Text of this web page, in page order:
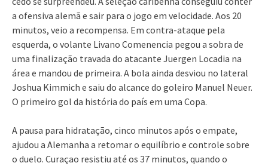
a ofensiva alemã e sair para o jogo em velocidade. Aos 20
minutos, veio a recompensa. Em contra-ataque pela
esquerda, o volante Livano Comenencia pegou a sobra de
uma finalização travada do atacante Juergen Locadia na
área e mandou de primeira. A bola ainda desviou no lateral
Joshua Kimmich e saiu do alcance do goleiro Manuel Neuer.
O primeiro gol da história do país em uma Copa.
A pausa para hidratação, cinco minutos após o empate,
ajudou a Alemanha a retomar o equilíbrio e controle sobre
o duelo. Curaçao resistiu até os 37 minutos, quando o